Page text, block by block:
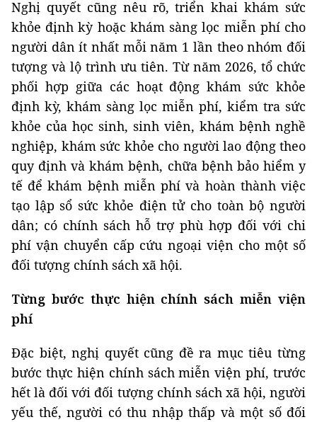
Nghị quyết cũng nêu rõ, triển khai khám sức
khỏe định kỳ hoặc khám sàng lọc miễn phí cho
người dân ít nhất mỗi năm 1 lần theo nhóm đối
tượng và lộ trình ưu tiên. Từ năm 2026, tổ chức
phối hợp giữa các hoạt động khám sức khỏe
định kỳ, khám sàng lọc miễn phí, kiểm tra sức
khỏe của học sinh, sinh viên, khám bệnh nghề
nghiệp, khám sức khỏe cho người lao động theo
quy định và khám bệnh, chữa bệnh bảo hiểm y
tế để khám bệnh miễn phí và hoàn thành việc
tạo lập sổ sức khỏe điện tử cho toàn bộ người
dân; có chính sách hỗ trợ phù hợp đối với chi
phí vận chuyển cấp cứu ngoại viện cho một số
đối tượng chính sách xã hội.
Từng bước thực hiện chính sách miễn viện
phí
Đặc biệt, nghị quyết cũng đề ra mục tiêu từng
bước thực hiện chính sách miễn viện phí, trước
hết là đối với đối tượng chính sách xã hội, người
yếu thế, người có thu nhập thấp và một số đối